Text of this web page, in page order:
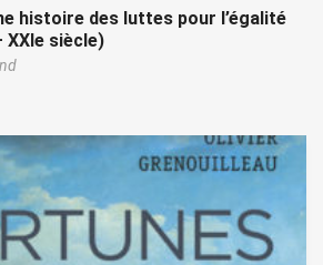
histoire des luttes pour l’égalité
XXIe siècle)